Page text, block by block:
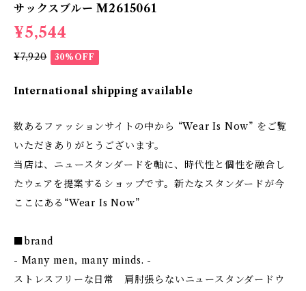
サックスブルー M2615061
¥5,544
¥7,920 30%OFF
International shipping available
数あるファッションサイトの中から “Wear Is Now” をご覧
いただきありがとうございます。
当店は、ニュースタンダードを軸に、時代性と個性を融合し
たウェアを提案するショップです。新たなスタンダードが今
ここにある“Wear Is Now”
■brand
- Many men, many minds. -
ストレスフリーな日常 肩肘張らないニュースタンダードウ